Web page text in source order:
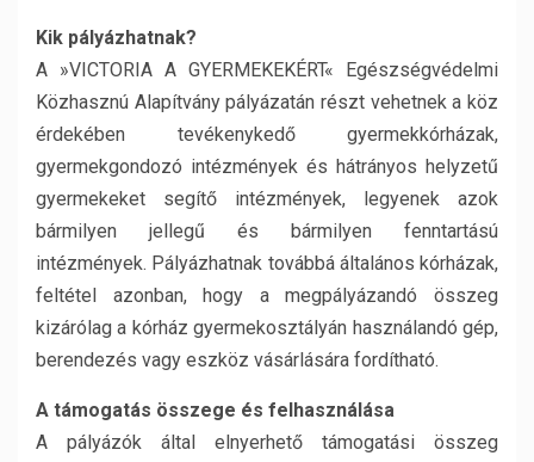
Kik pályázhatnak?
A »VICTORIA A GYERMEKEKÉRT« Egészségvédelmi
Közhasznú Alapítvány pályázatán részt vehetnek a köz
érdekében tevékenykedő gyermekkórházak,
gyermekgondozó intézmények és hátrányos helyzetű
gyermekeket segítő intézmények, legyenek azok
bármilyen jellegű és bármilyen fenntartású
intézmények. Pályázhatnak továbbá általános kórházak,
feltétel azonban, hogy a megpályázandó összeg
kizárólag a kórház gyermekosztályán használandó gép,
berendezés vagy eszköz vásárlására fordítható.
A támogatás összege és felhasználása
A pályázók által elnyerhető támogatási összeg